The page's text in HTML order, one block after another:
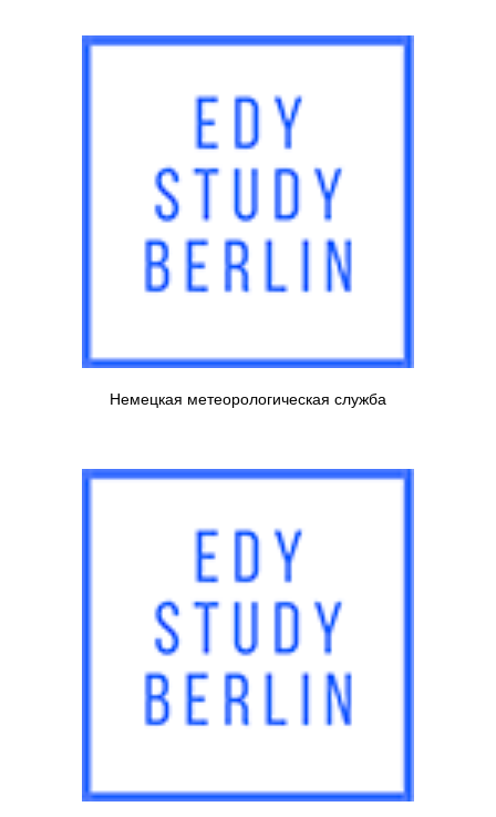
Немецкая метеорологическая служба